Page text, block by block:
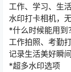
工作、学习、生
水印打卡相机，
*什么时候能用到
工作拍照、考勤
记录生活美好瞬间
*超多水印选项